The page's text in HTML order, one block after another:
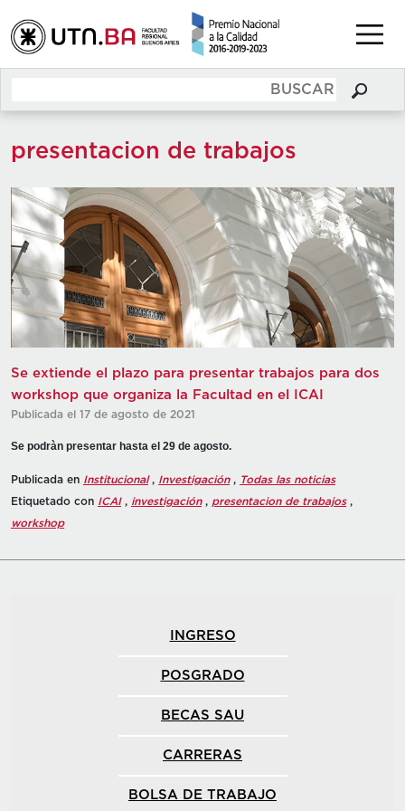
presentacion de trabajos
Se extiende el plazo para presentar trabajos para dos
workshop que organiza la Facultad en el ICAI
Publicada el 17 de agosto de 2021
Se podràn presentar hasta el 29 de agosto.
Publicada en Institucional, Investigación, Todas las noticias
Etiquetado con ICAI, investigación, presentacion de trabajos,
workshop
INGRESO
POSGRADO
BECAS SAU
CARRERAS
BOLSA DE TRABAJO